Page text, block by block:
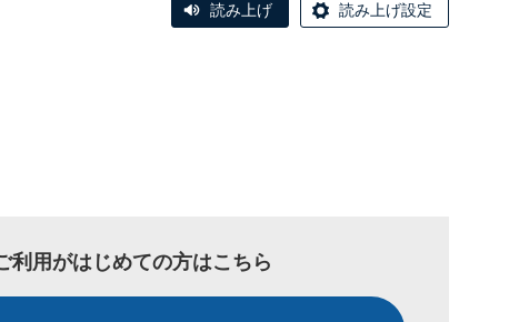
読み上げ 読み上げ設定
利用がはじめての方はこちら